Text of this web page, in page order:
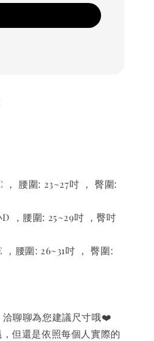
， 腰圍: 23~27吋 ， 臀圍:
D ，腰圍: 25~29吋 ，臀吋
，腰圍: 26~31吋 ， 臀圍:
洽聊聊為您建議尺寸哦❤️
但還是依照每個人實際的